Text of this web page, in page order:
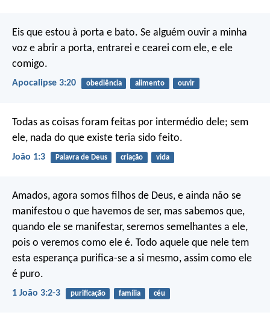
Eis que estou à porta e bato. Se alguém ouvir a minha
voz e abrir a porta, entrarei e cearei com ele, e ele
comigo.
Apocalipse 3:20 obediência alimento ouvir
Todas as coisas foram feitas por intermédio dele; sem
ele, nada do que existe teria sido feito.
João 1:3 Palavra de Deus criação vida
Amados, agora somos filhos de Deus, e ainda não se
manifestou o que havemos de ser, mas sabemos que,
quando ele se manifestar, seremos semelhantes a ele,
pois o veremos como ele é. Todo aquele que nele tem
esta esperança purifica-se a si mesmo, assim como ele
é puro.
1 João 3:2-3 purificação família céu